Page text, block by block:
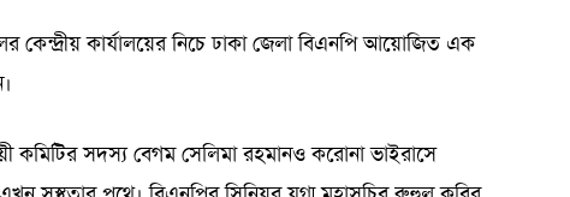
কেন্দ্রীয় কার্যালয়ের নিচে ঢাকা জেলা বিএনপি আয়োজিত এক
কমিটির সদস্য বেগম সেলিমা রহমানও করোনা ভাইরাসে